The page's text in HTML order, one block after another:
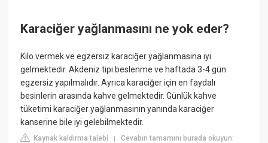
Karaciğer yağlanmasını ne yok eder?
Kilo vermek ve egzersiz karaciğer yağlanmasına iyi
gelmektedir. Akdeniz tipi beslenme ve haftada 3-4 gün
egzersiz yapılmalıdır. Ayrıca karaciğer için en faydalı
besinlerin arasında kahve gelmektedir. Günlük kahve
tüketimi karaciğer yağlanmasının yanında karaciğer
kanserine bile iyi gelebilmektedir.
Kaynak kaldırma talebi |Cevabın tamamını burada okuyun: